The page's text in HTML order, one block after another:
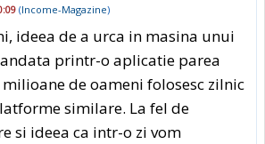
(Income-Magazine)
ideea de a urca in masina unui
printr-o aplicatie parea
de oameni folosesc zilnic
similare. La fel de
si ideea ca intr-o zi vom